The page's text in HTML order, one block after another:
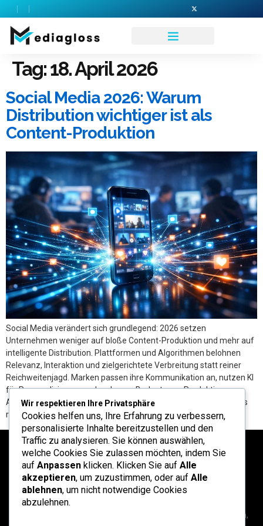
Tag:18. April 2026
Social Media 2026: Warum
Distribution wichtiger ist als
Content-Produktion
Social Media verändert sich grundlegend: 2026 setzen
Unternehmen weniger auf bloße Content-Produktion und mehr auf
intelligente Distribution. Plattformen und Algorithmen belohnen
Relevanz, Interaktion und zielgerichtete Verbreitung statt reiner
Reichweitenjagd. Marken passen ihre Kommunikation an, nutzen KI
für Personalisierung und verlagern Budgets von Produktion zu
Ausspielungsstrategien. Warum Distribution 2026 wichtiger ist als
reine Content-Produktion Die Kernbotschaft: […]
Ruang refleksi dan informasi yang didedikasikan untuk sekolah,
Wir respektieren Ihre Privatsphäre
Cookies helfen uns, Ihre Erfahrung zu verbessern,
personalisierte Inhalte bereitzustellen und den
Traffic zu analysieren. Sie können auswählen,
welche Cookies Sie zulassen möchten, indem Sie
auf Anpassen klicken. Klicken Sie auf Alle
akzeptieren, um zuzustimmen, oder auf Alle
ablehnen, um nicht notwendige Cookies
abzulehnen.